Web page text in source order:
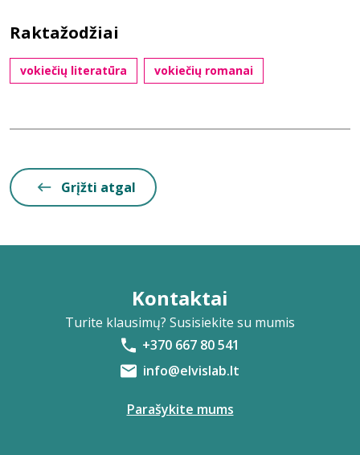
Raktažodžiai
vokiečių literatūra vokiečių romanai
Grįžti atgal
Kontaktai
Turite klausimų? Susisiekite su mumis
+370 667 80 541
info@elvislab.lt
Parašykite mums